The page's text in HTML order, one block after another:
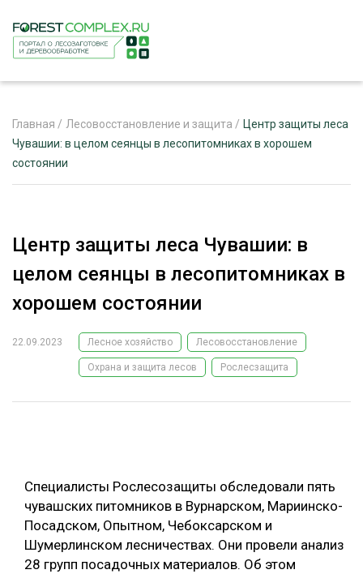
ЖУРНАЛ «ЛЕСНОЙ КОМПЛЕКС»
РЕКЛАМОДАТЕЛЯМ
ЛЕСОЗАГОТОВКА
ЛОГИСТИКА
ПРОИЗВОДСТВО ДРЕВЕСНЫХ ПЛИТ
ЦБП
ПОДБОРКИ СТАТЕЙ
ЭКСПЕРТНОЕ МНЕНИЕ
Главная / Лесовосстановление и защита / Центр защиты леса
Чувашии: в целом сеянцы в лесопитомниках в хорошем
состоянии
Центр защиты леса Чувашии: в
целом сеянцы в лесопитомниках в
хорошем состоянии
22.09.2023 Лесное хозяйство Лесовосстановление
Охрана и защита лесов Рослесзащита
Специалисты Рослесозащиты обследовали пять
чувашских питомников в Вурнарском, Мариинско-
Посадском, Опытном, Чебоксарском и
Шумерлинском лесничествах. Они провели анализ
28 групп посадочных материалов. Об этом